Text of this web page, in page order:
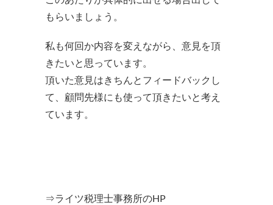
もらいましょう。
私も何回か内容を変えながら、意見を頂
きたいと思っています。
頂いた意見はきちんとフィードバックし
て、顧問先様にも使って頂きたいと考え
ています。
⇒ライツ税理士事務所のHP